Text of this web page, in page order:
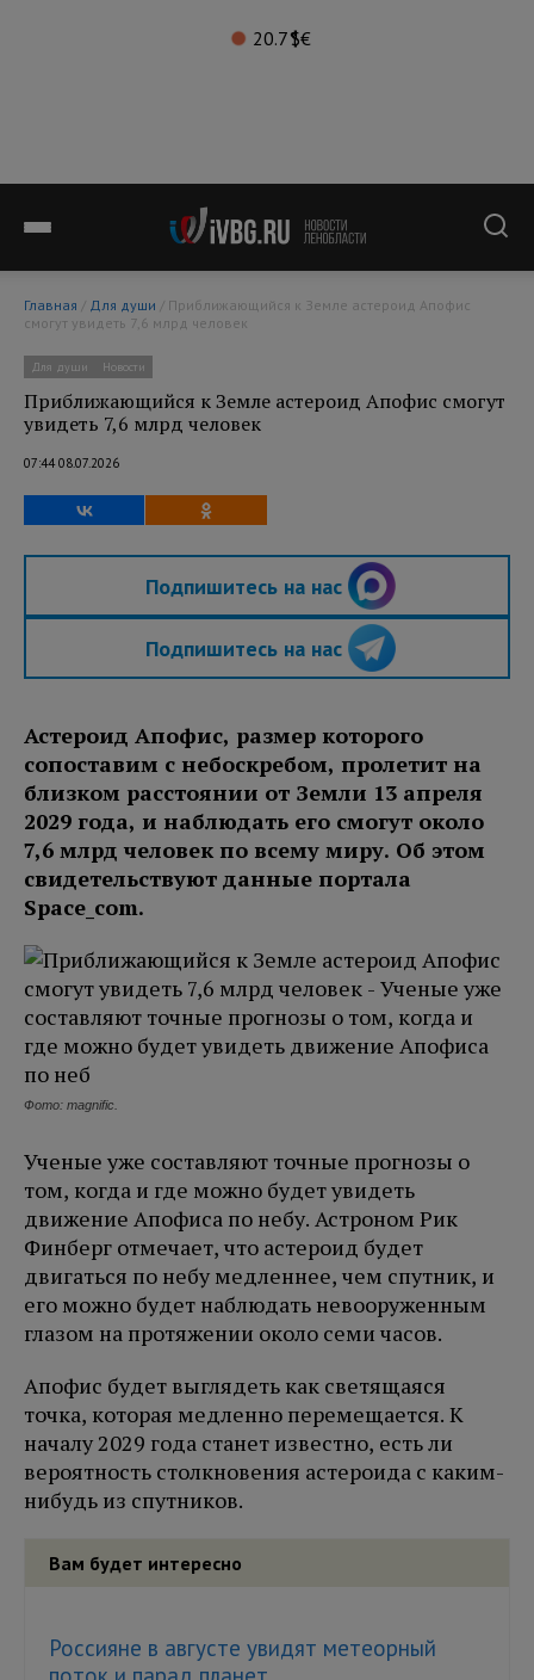
20.7°$€
Главная / Для души
смогут увидеть 7,6 млрд человек
Для души Новости
Приближающийся к Земле астероид Апофис смогут
увидеть 7,6 млрд человек
07:44 08.07.2026
Подпишитесь на нас
Подпишитесь на нас
Астероид Апофис, размер которого
сопоставим с небоскребом, пролетит на
близком расстоянии от Земли 13 апреля
2029 года, и наблюдать его смогут около
7,6 млрд человек по всему миру. Об этом
свидетельствуют данные портала
Space_com.
Фото: magnific.
Ученые уже составляют точные прогнозы о
том, когда и где можно будет увидеть
движение Апофиса по небу. Астроном Рик
Финберг отмечает, что астероид будет
двигаться по небу медленнее, чем спутник, и
его можно будет наблюдать невооруженным
глазом на протяжении около семи часов.
Апофис будет выглядеть как светящаяся
точка, которая медленно перемещается. К
началу 2029 года станет известно, есть ли
вероятность столкновения астероида с каким-
нибудь из спутников.
Вам будет интересно
Россияне в августе увидят метеорный